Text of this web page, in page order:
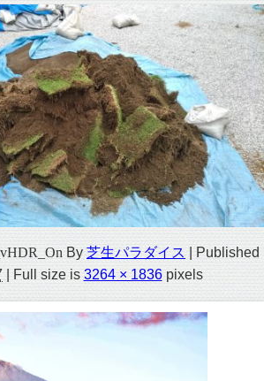
By 芝生パラダイス
Published
Full size is 3264 × 1836pixels